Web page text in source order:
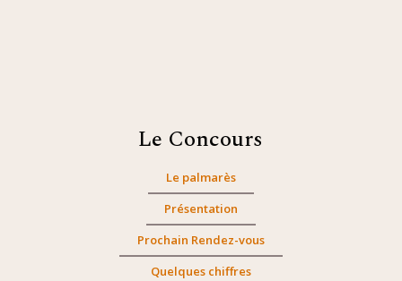
Le Concours
Le palmarès
Présentation
Prochain Rendez-vous
Quelques chiffres